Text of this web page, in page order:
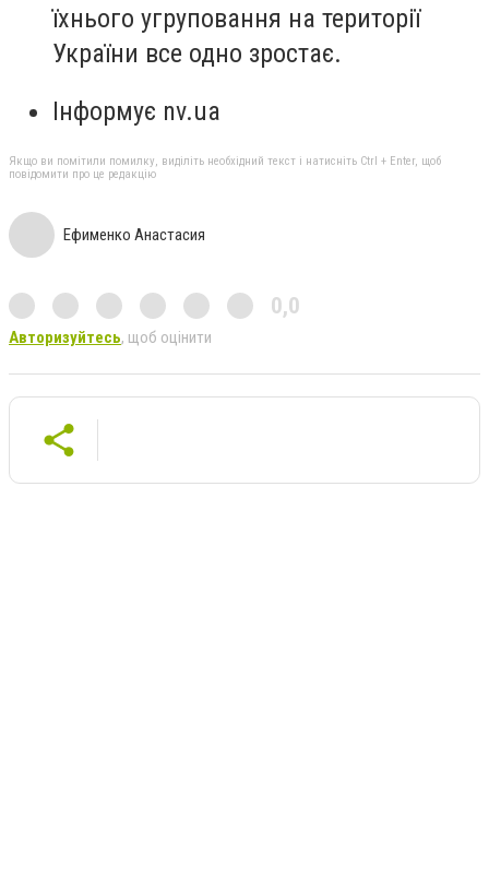
їхнього угруповання на території
України все одно зростає.
Інформує nv.ua
Якщо ви помітили помилку, виділіть необхідний текст і натисніть Ctrl + Enter, щоб
повідомити про це редакцію
Ефименко Анастасия
0,0
Авторизуйтесь, щоб оцінити